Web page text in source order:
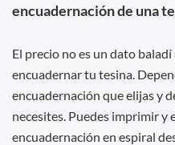
encuadernación de una
El precio no es un dato
encuadernar tu tesina.
encuadernación que elijas y
necesites. Puedes imprimir y
encuadernación en espiral